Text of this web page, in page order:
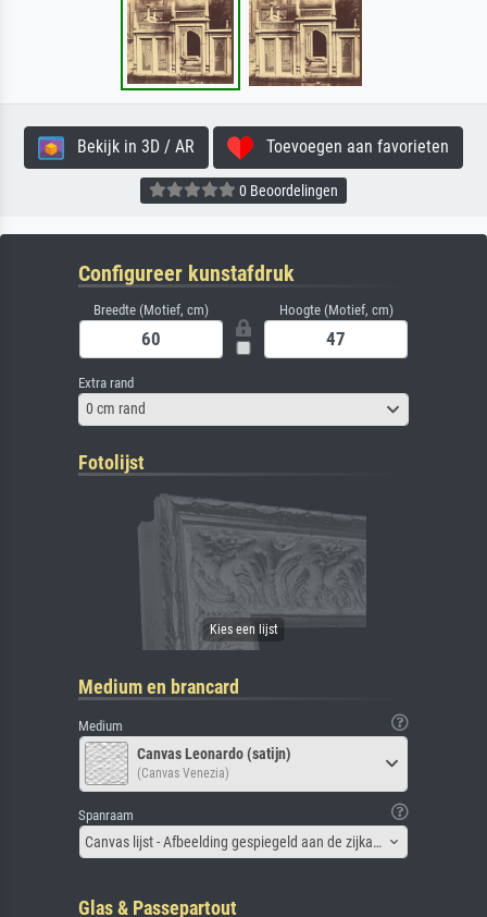
Bekijk in 3D / AR Toevoegen aan favorieten
0 Beoordelingen
Configureer kunstafdruk
Breedte (Motief, cm) Hoogte (Motief, cm)
Extra rand
0 cm rand
Fotolijst
Medium en brancard
Medium
Canvas Leonardo (satijn)
(Canvas Venezia)
Spanraam
Canvas lijst - Afbeelding gespiegeld aan de zijkant
Glas & Passepartout